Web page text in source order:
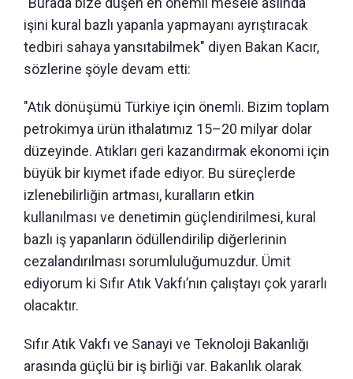
işini kural bazlı yapanla yapmayanı ayrıştıracak
tedbiri sahaya yansıtabilmek" diyen Bakan Kacır,
sözlerine şöyle devam etti:
"Atık dönüşümü Türkiye için önemli. Bizim toplam
petrokimya ürün ithalatımız 15–20 milyar dolar
düzeyinde. Atıkları geri kazandırmak ekonomi için
büyük bir kıymet ifade ediyor. Bu süreçlerde
izlenebilirliğin artması, kuralların etkin
kullanılması ve denetimin güçlendirilmesi, kural
bazlı iş yapanların ödüllendirilip diğerlerinin
cezalandırılması sorumluluğumuzdur. Ümit
ediyorum ki Sıfır Atık Vakfı’nın çalıştayı çok yararlı
olacaktır.
Sıfır Atık Vakfı ve Sanayi ve Teknoloji Bakanlığı
arasında güçlü bir iş birliği var. Bakanlık olarak